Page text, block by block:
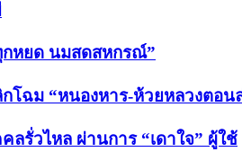
หยด นมสดสหกรณ์”
ม “หนองหาร-ห้วยหลวงตอน
รั่วไหล ผ่านการ “เดาใจ” ผู้ใช้